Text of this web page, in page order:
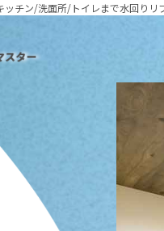
ッチン/洗面所/トイレまで水回りリ